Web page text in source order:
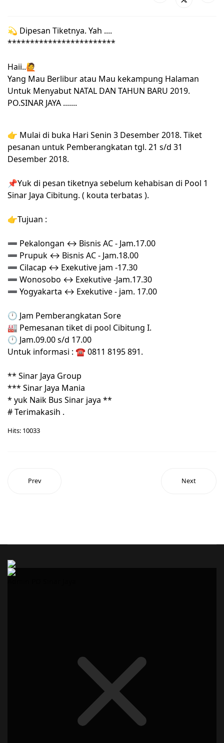
💫 Dipesan Tiketnya. Yah ....
************************
Haii..🙋
Yang Mau Berlibur atau Mau kekampung Halaman
Untuk Menyabut NATAL DAN TAHUN BARU 2019.
PO.SINAR JAYA .......
👉 Mulai di buka Hari Senin 3 Desember 2018. Tiket
pesanan untuk Pemberangkatan tgl. 21 s/d 31
Desember 2018.
📌Yuk di pesan tiketnya sebelum kehabisan di Pool 1
Sinar Jaya Cibitung. ( kouta terbatas ).
👉Tujuan :
➖ Pekalongan ↔ Bisnis AC - Jam.17.00
➖ Prupuk ↔ Bisnis AC - Jam.18.00
➖ Cilacap ↔ Exekutive jam -17.30
➖ Wonosobo ↔ Exekutive -Jam.17.30
➖ Yogyakarta ↔ Exekutive - jam. 17.00
🕛 Jam Pemberangkatan Sore
🏭 Pemesanan tiket di pool Cibitung I.
🕛 Jam.09.00 s/d 17.00
Untuk informasi : ☎0811 8195 891.
** Sinar Jaya Group
*** Sinar Jaya Mania
* yuk Naik Bus Sinar jaya **
# Terimakasih .
Hits: 10033
Prev Next